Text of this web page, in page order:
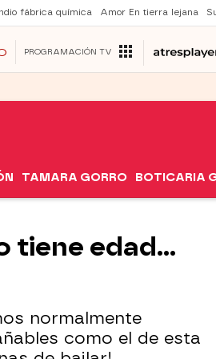
fábrica química Amor En tierra lejana
PROGRAMACIÓN TV
TAMARA GORRO BOTICARIA
tiene edad...
normalmente
como el de esta